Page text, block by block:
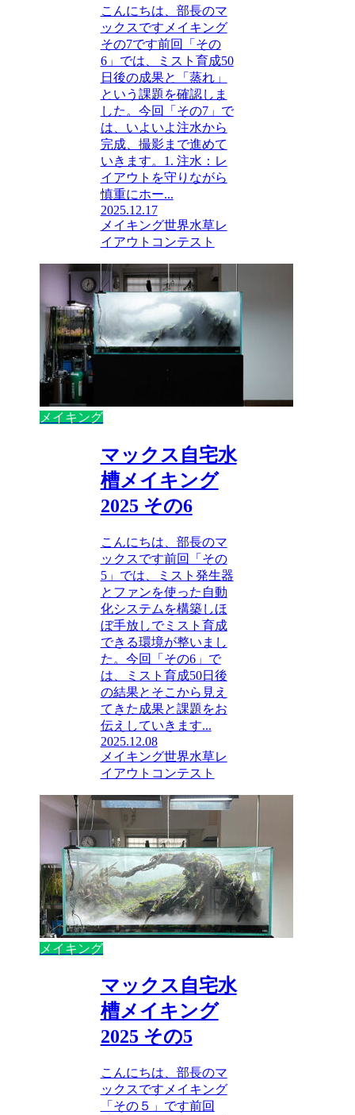
こんにちは、部長のマ
ックスですメイキング
その7です前回「その
6」では、ミスト育成50
日後の成果と「蒸れ」
という課題を確認しま
した。今回「その7」で
は、いよいよ注水から
完成、撮影まで進めて
いきます。1. 注水：レ
イアウトを守りながら
慎重にホー...
2025.12.17
メイキング世界水草レ
イアウトコンテスト
メイキング
マックス自宅水
槽メイキング
2025 その6
こんにちは、部長のマ
ックスです前回「その
5」では、ミスト発生器
とファンを使った自動
化システムを構築しほ
ぼ手放しでミスト育成
できる環境が整いまし
た。今回「その6」で
は、ミスト育成50日後
の結果とそこから見え
てきた成果と課題をお
伝えしていきます...
2025.12.08
メイキング世界水草レ
イアウトコンテスト
メイキング
マックス自宅水
槽メイキング
2025 その5
こんにちは、部長のマ
ックスですメイキング
「その５」です前回